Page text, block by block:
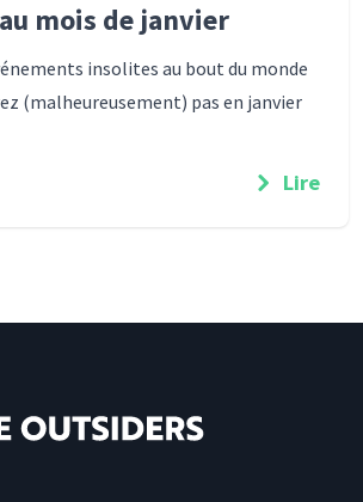
mois de janvier
insolites au bout du monde
(malheureusement) pas en janvier
Lire